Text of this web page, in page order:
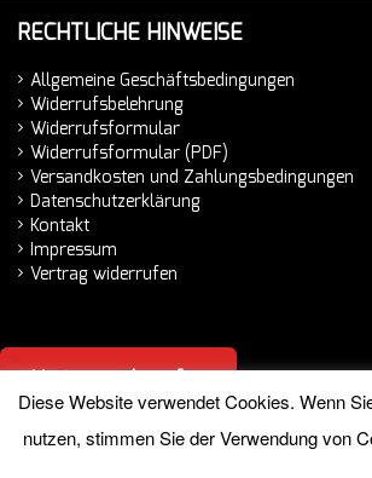
RECHTLICHE HINWEISE
Allgemeine Geschäftsbedingungen
Widerrufsbelehrung
Widerrufsformular
Widerrufsformular (PDF)
Versandkosten und Zahlungsbedingungen
Datenschutzerklärung
Kontakt
Impressum
Vertrag widerrufen
Vertrag widerrufen
© 2026 Hemminger Handelsvertretung
Diese Website verwendet Cookies. Wenn
nutzen, stimmen Sie der Verwendung von